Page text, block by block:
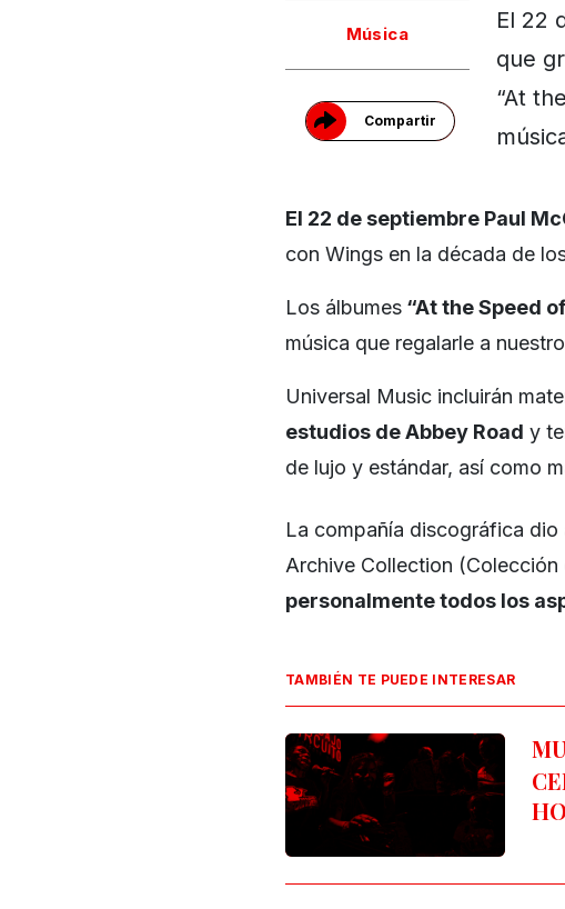
Música
Compartir
El 22
que
“At
El 22 de septiembre Paul
con Wings en la década de
Los álbumes “At the Speed
música que regalarle a
Universal Music incluirán
estudios de Abbey Road y
de lujo y estándar, así como
La compañía discográfica
Archive Collection
personalmente todos los
TAMBIÉN TE PUEDE INTERESAR